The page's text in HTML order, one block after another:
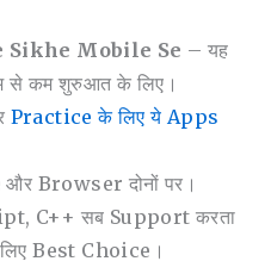
Sikhe Mobile Se – यह
कम शुरुआत के लिए।
Practice के लिए ये Apps
Browser दोनों पर।
C++ सब Support करता
Best Choice।